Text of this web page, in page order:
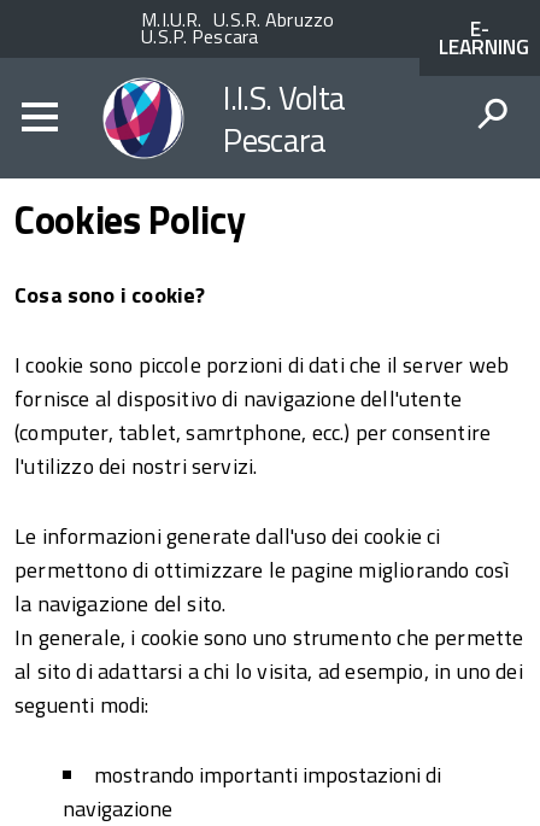
superiori
M.I.U.R. U.S.R. Abruzzo
U.S.P. Pescara AI
SERVIZI
SPID
E-
LEARNING
I.I.S. Volta
Pescara
Cookies Policy
Cosa sono i cookie?
I cookie sono piccole porzioni di dati che il server web
fornisce al dispositivo di navigazione dell'utente
(computer, tablet, samrtphone, ecc.) per consentire
l'utilizzo dei nostri servizi.
Le informazioni generate dall'uso dei cookie ci
permettono di ottimizzare le pagine migliorando così
la navigazione del sito.
In generale, i cookie sono uno strumento che permette
al sito di adattarsi a chi lo visita, ad esempio, in uno dei
seguenti modi:
mostrando importanti impostazioni di
navigazione